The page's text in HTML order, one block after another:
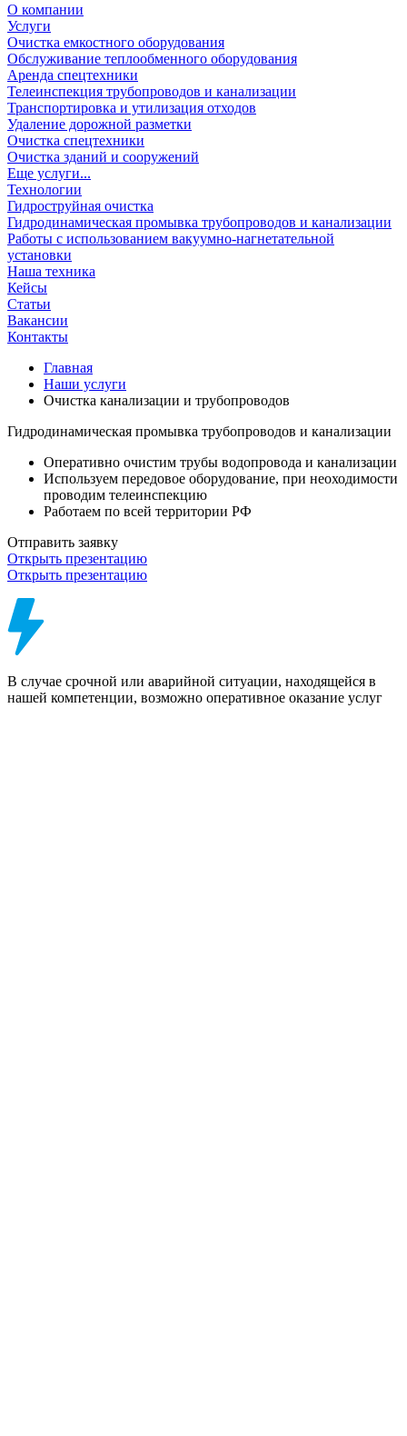
О компании
Услуги
Очистка емкостного оборудования
Обслуживание теплообменного оборудования
Аренда спецтехники
Телеинспекция трубопроводов и канализации
Транспортировка и утилизация отходов
Удаление дорожной разметки
Очистка спецтехники
Очистка зданий и сооружений
Еще услуги...
Технологии
Гидроструйная очистка
Гидродинамическая промывка трубопроводов и канализации
Работы с использованием вакуумно-нагнетательной
установки
Наша техника
Кейсы
Статьи
Вакансии
Контакты
Главная
Наши услуги
Очистка канализации и трубопроводов
Гидродинамическая промывка трубопроводов и канализации
Оперативно очистим трубы водопровода и канализации
Используем передовое оборудование, при неоходимости
проводим телеинспекцию
Работаем по всей территории РФ
Отправить заявку
Открыть презентацию
Открыть презентацию
В случае срочной или аварийной ситуации, находящейся в
нашей компетенции, возможно оперативное оказание услуг